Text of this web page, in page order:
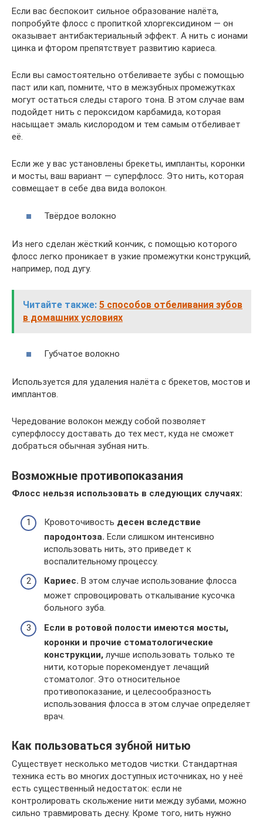
Если вас беспокоит сильное образование налёта,
попробуйте флосс с пропиткой хлоргексидином — он
оказывает антибактериальный эффект. А нить с ионами
цинка и фтором препятствует развитию кариеса.
Если вы самостоятельно отбеливаете зубы с помощью
паст или кап, помните, что в межзубных промежутках
могут остаться следы старого тона. В этом случае вам
подойдет нить с пероксидом карбамида, которая
насыщает эмаль кислородом и тем самым отбеливает
её.
Если же у вас установлены брекеты, импланты, коронки
и мосты, ваш вариант — суперфлосс. Это нить, которая
совмещает в себе два вида волокон.
Твёрдое волокно
Из него сделан жёсткий кончик, с помощью которого
флосс легко проникает в узкие промежутки конструкций,
например, под дугу.
Читайте также: 5 способов отбеливания зубов
в домашних условиях
Губчатое волокно
Используется для удаления налёта с брекетов, мостов и
имплантов.
Чередование волокон между собой позволяет
суперфлоссу доставать до тех мест, куда не сможет
добраться обычная зубная нить.
Возможные противопоказания
Флосс нельзя использовать в следующих случаях:
Кровоточивость десен вследствие
пародонтоза. Если слишком интенсивно
использовать нить, это приведет к
воспалительному процессу.
Кариес. В этом случае использование флосса
может спровоцировать откалывание кусочка
больного зуба.
Если в ротовой полости имеются мосты,
коронки и прочие стоматологические
конструкции, лучше использовать только те
нити, которые порекомендует лечащий
стоматолог. Это относительное
противопоказание, и целесообразность
использования флосса в этом случае определяет
врач.
Как пользоваться зубной нитью
Существует несколько методов чистки. Стандартная
техника есть во многих доступных источниках, но у неё
есть существенный недостаток: если не
контролировать скольжение нити между зубами, можно
сильно травмировать десну. Кроме того, нить нужно